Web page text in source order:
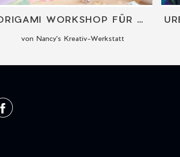
ORIGAMI WORKSHOP FÜR ANFÄNGER
von Nancy's Kreativ-Werkstatt